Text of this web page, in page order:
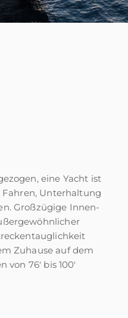
eine Yacht ist
Unterhaltung
Großzügige Innen-
Zuhause auf dem
von 76' bis 100'